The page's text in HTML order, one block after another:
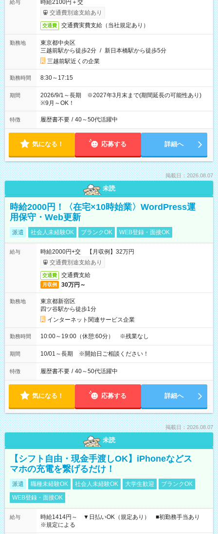
給与
時給2100円＋交
交通費別途支給あり
交通費 交通費実費支給（当社規定あり）
勤務地
東京都中央区
三越前駅から徒歩2分 / 新日本橋駅から徒歩5分
三越前駅近くの企業
勤務時間 8:30～17:15
期間
2026/9/1～長期 ※2027年3月末まで(期間延長の可能性あり)
※9月～OK！
特徴 履歴書不要 / 40～50代活躍中
気になる！ 応募する 詳細へ
掲載日：2026.08.07
未読
時給2000円！〈在宅×10時始業〉WordPress運
用保守・Web更新
派遣 社会人未経験OK ブランクOK WEB登録・面接OK
給与
時給2000円+交 【月収例】32万円
交通費別途支給あり
交通費 交通費支給
月収例 30万円～
勤務地
東京都新宿区
四ツ谷駅から徒歩1分
インターネット関連サービス企業
勤務時間 10:00～19:00（休憩:60分） ※残業なし
期間 10/01～長期 ※開始日ご相談ください！
特徴 履歴書不要 / 40～50代活躍中
気になる！ 応募する 詳細へ
掲載日：2026.08.07
未読
【シフト自由・現金手渡しOK】iPhoneなどス
マホの充電を繋げるだけ！
派遣 職種未経験OK 社会人未経験OK 大学生歓迎
ブランクOK
WEB登録・面接OK
給与
時給1414円～ ▼日払いOK（規定あり） ■初勤務手当あり
※規定による